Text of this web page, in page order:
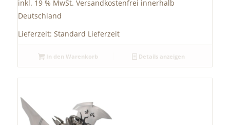
inkl. 19 % MwSt. Versandkostenfrei innerhalb
Deutschland
Lieferzeit: Standard Lieferzeit
In den Warenkorb Details anzeigen